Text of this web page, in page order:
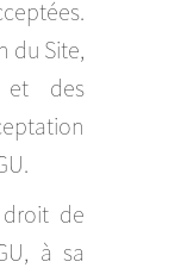
du Site,
et des
de
à sa